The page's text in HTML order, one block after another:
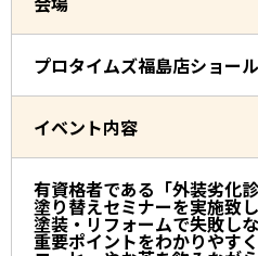
プロタイムズ福島店ショー
イベント内容
有資格者である「外装劣化
塗り替えセミナーを実施致し
塗装・リフォームで失敗し
重要ポイントをわかりやす